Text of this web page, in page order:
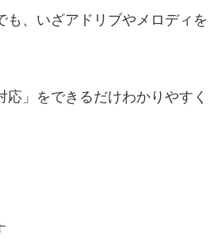
、いざアドリブやメロディを
」をできるだけわかりやすく